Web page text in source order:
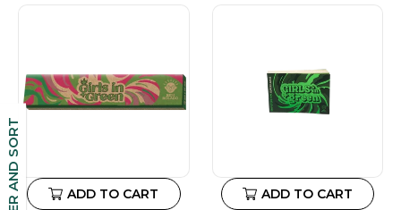
FILTER AND SORT ADD TO CART ADD TO CART